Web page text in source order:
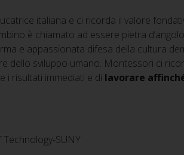
italiana e ci ricorda il valore
è chiamato ad essere pietra
e appassionata difesa della cultura
dello sviluppo umano. Montessori ci
i risultati immediati e di lavorare
SUNY